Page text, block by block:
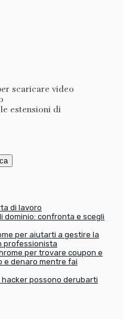
scaricare video
estensioni di
di lavoro
dominio: confronta e scegli
per aiutarti a gestire la
professionista
per trovare coupon e
e denaro mentre fai
hacker possono derubarti